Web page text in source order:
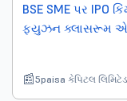
BSE SME પર IPO
ફ્યુઝન ક્લાસરૂમ
5paisa કેપિટલ